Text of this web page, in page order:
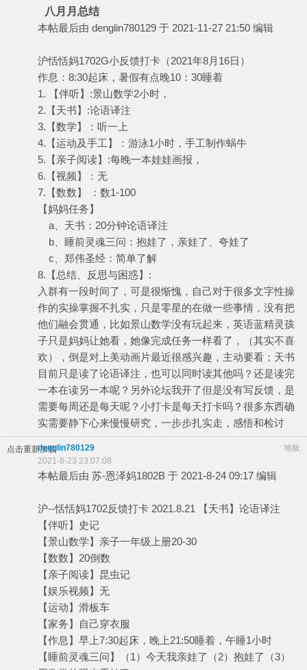
八月月总结
本帖最后由 denglin780129 于 2021-11-27 21:50 编辑
沪恬恬妈1702G小反馈打卡（2021年8月16日）
作息：8:30起床，暑假有点晚10：30睡着
1. 【伴听】:景山数学2小时，
2.【天书】:论语译注
3.【数学】：听一上
4.【运动及手工】：游泳1小时，手工制作蜗牛
5.【亲子阅读】:每晚一本娃娃画报，
6.【视频】：无
7.【数数】 ：数1-100
【妈妈任务】
a、天书：20分钟论语译注
b、睡前灵魂三问：抱娃了，亲娃了、夸娃了
c、郑伟圣经：简单了解
8.【总结、反思与困惑】:
入群有一段时间了，可是很惭愧，自己对于很多文字性操
作的实操掌握不扎实，只是零星的在做一些事情，没有把
他们融会贯通，比如景山数学没有玩起来，英语蓝精灵孩
子只是妈妈让她看，她像完成任务一样看了，（其实不喜
欢），倒是对上美动画片最近很感兴趣，主动要看；天书
目前只是读了论语译注，也可以同时读其他吗？还是读完
一本在读另一本呢？另外论坛我开了但是没有写反馈，是
需要每周还是每天呢？小打卡是每天打卡吗？很多东西确
实需要静下心来慢慢研究，一步步扎实走，感悟和检讨
点击重新加载 地板
denglin780129
2021-8-23 23:07:08
本帖最后由 苏-恩泽妈1802B 于 2021-8-24 09:17 编辑
沪--恬恬妈1702反馈打卡 2021.8.21 【天书】论语译注
【伴听】史记
【景山数学】亲子一年级上册20-30
【数数】20倒数
【亲子阅读】昆虫记
【娱乐视频】无
【运动】滑板车
【家务】自己穿衣服
【作息】早上7:30起床，晚上21:50睡着，午睡1小时
【睡前灵魂三问】（1）今天我亲娃了（2）抱娃了（3）